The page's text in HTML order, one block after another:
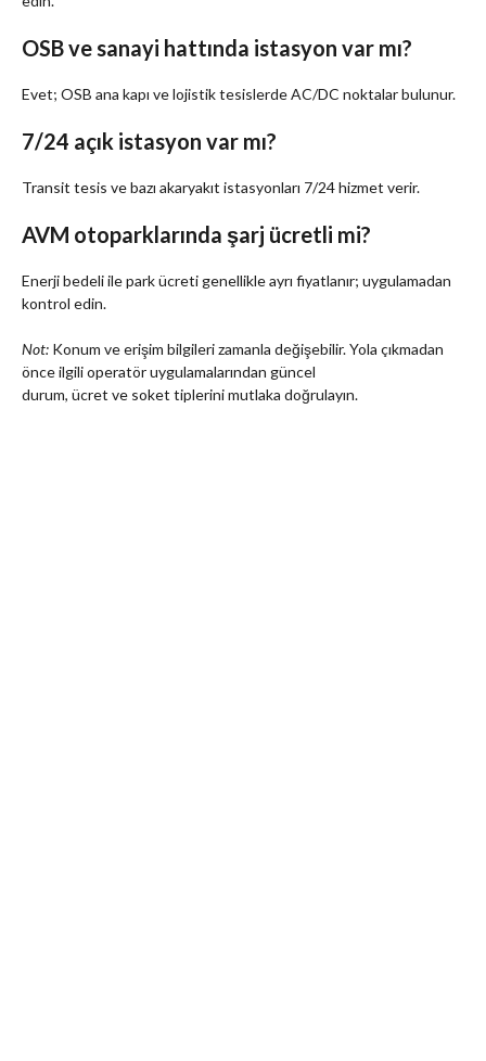
OSB ve sanayi hattında istasyon var mı?
Evet; OSB ana kapı ve lojistik tesislerde AC/DC noktalar bulunur.
7/24 açık istasyon var mı?
Transit tesis ve bazı akaryakıt istasyonları 7/24 hizmet verir.
AVM otoparklarında şarj ücretli mi?
Enerji bedeli ile park ücreti genellikle ayrı fiyatlanır; uygulamadan
kontrol edin.
Not: Konum ve erişim bilgileri zamanla değişebilir. Yola çıkmadan
önce ilgili operatör uygulamalarından güncel
durum, ücret ve soket tiplerini mutlaka doğrulayın.